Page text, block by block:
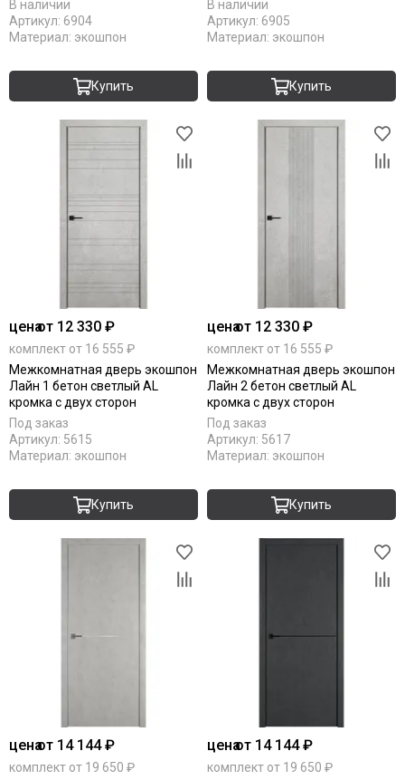
В наличии
Артикул: 6904
Материал: экошпон
Купить
В наличии
Артикул: 6905
Материал: экошпон
Купить
ценаот 12 330 ₽
комплект от 16 555 ₽
Межкомнатная дверь экошпон
Лайн 1 бетон светлый AL
кромка с двух сторон
Под заказ
Артикул: 5615
Материал: экошпон
Купить
ценаот 12 330 ₽
комплект от 16 555 ₽
Межкомнатная дверь экошпон
Лайн 2 бетон светлый AL
кромка с двух сторон
Под заказ
Артикул: 5617
Материал: экошпон
Купить
ценаот 14 144 ₽
комплект от 19 650 ₽
ценаот 14 144 ₽
комплект от 19 650 ₽